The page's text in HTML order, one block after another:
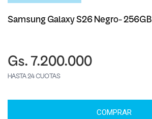
Samsung Galaxy S26 Negro- 256GB
Gs. 7.200.000
HASTA 24 CUOTAS
COMPRAR